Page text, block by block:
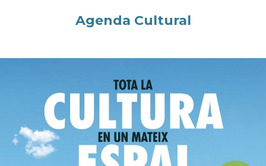
Agenda Cultural